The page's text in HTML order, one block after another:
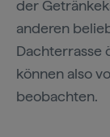
der
anderen
Dachterrasse
können also
beobachten.